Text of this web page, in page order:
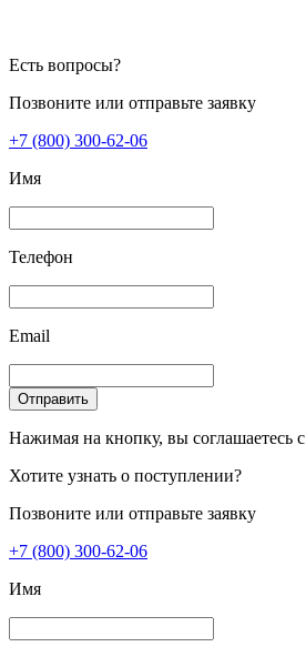
Есть вопросы?
Позвоните или отправьте заявку
+7 (800) 300-62-06
Имя
Телефон
Email
Отправить
Нажимая на кнопку, вы соглашаетесь с
Хотите узнать о поступлении?
Позвоните или отправьте заявку
+7 (800) 300-62-06
Имя